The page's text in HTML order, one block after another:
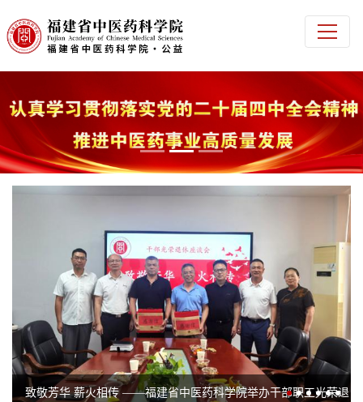
致敬芳华 薪火相传 ——福建省中医药科学院举办干部职工光荣退